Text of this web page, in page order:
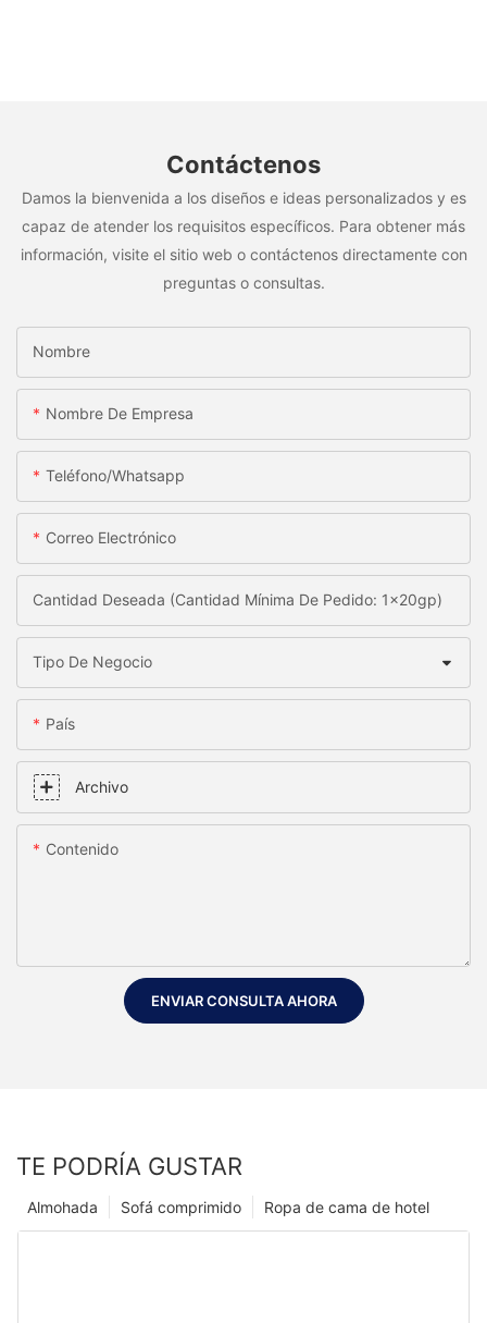
Contáctenos
Damos la bienvenida a los diseños e ideas personalizados y es
capaz de atender los requisitos específicos. Para obtener más
información, visite el sitio web o contáctenos directamente con
preguntas o consultas.
Nombre
Nombre De Empresa
Teléfono/whatsapp
Correo Electrónico
Cantidad Deseada (Cantidad Mínima De Pedido: 1x20gp)
Tipo De Negocio
País
Archivo
Contenido
ENVIAR CONSULTA AHORA
TE PODRÍA GUSTAR
Ropa de cama de hotel
Sofá comprimido
Almohada